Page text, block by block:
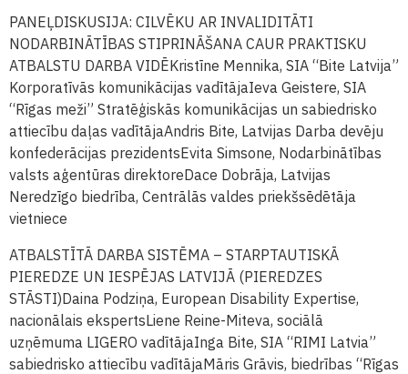
PANEĻDISKUSIJA: CILVĒKU AR INVALIDITĀTI
NODARBINĀTĪBAS STIPRINĀŠANA CAUR PRAKTISKU
ATBALSTU DARBA VIDĒKristīne Mennika, SIA “Bite Latvija”
Korporatīvās komunikācijas vadītājaIeva Geistere, SIA
“Rīgas meži” Stratēģiskās komunikācijas un sabiedrisko
attiecību daļas vadītājaAndris Bite, Latvijas Darba devēju
konfederācijas prezidentsEvita Simsone, Nodarbinātības
valsts aģentūras direktoreDace Dobrāja, Latvijas
Neredzīgo biedrība, Centrālās valdes priekšsēdētāja
vietniece
ATBALSTĪTĀ DARBA SISTĒMA – STARPTAUTISKĀ
PIEREDZE UN IESPĒJAS LATVIJĀ (PIEREDZES
STĀSTI)Daina Podziņa, European Disability Expertise,
nacionālais ekspertsLiene Reine-Miteva, sociālā
uzņēmuma LIGERO vadītājaInga Bite, SIA “RIMI Latvia”
sabiedrisko attiecību vadītājaMāris Grāvis, biedrības “Rīgas